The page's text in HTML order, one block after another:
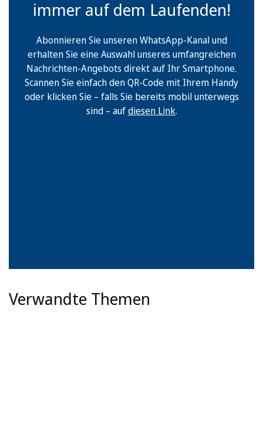
immer auf dem Laufenden!
Abonnieren Sie unseren WhatsApp-Kanal und
erhalten Sie eine Auswahl unseres umfangreichen
Nachrichten-Angebots direkt auf Ihr Smartphone.
Scannen Sie einfach den QR-Code mit Ihrem Handy
oder klicken Sie – falls Sie bereits mobil unterwegs
sind – aufdiesen Link.
Verwandte Themen